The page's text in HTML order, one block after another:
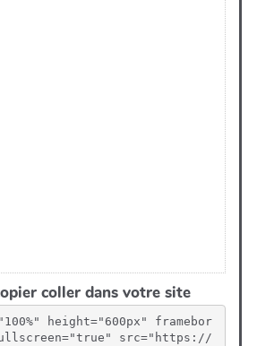
coller dans votre site
height="600px" framebor
src="https://